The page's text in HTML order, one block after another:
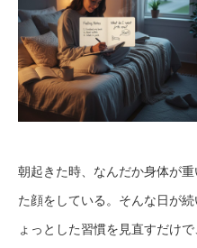
朝起きた時、なんだか身体が
た顔をしている。そんな日が
ょっとした習慣を見直すだけ